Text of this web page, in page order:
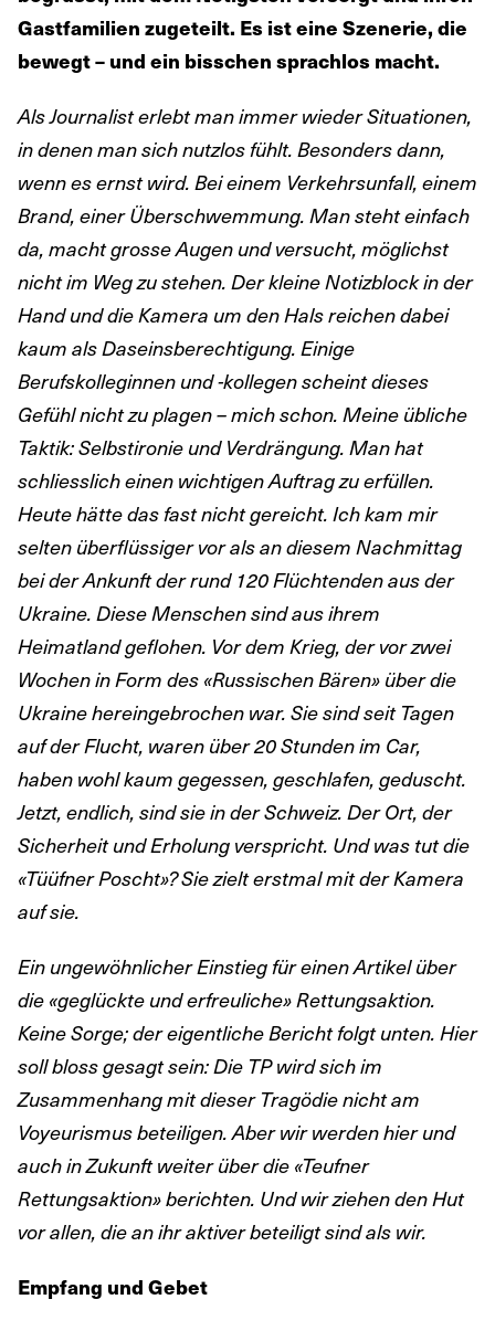
Gastfamilien zugeteilt. Es ist eine Szenerie, die
bewegt – und ein bisschen sprachlos macht.
Als Journalist erlebt man immer wieder Situationen,
in denen man sich nutzlos fühlt. Besonders dann,
wenn es ernst wird. Bei einem Verkehrsunfall, einem
Brand, einer Überschwemmung. Man steht einfach
da, macht grosse Augen und versucht, möglichst
nicht im Weg zu stehen. Der kleine Notizblock in der
Hand und die Kamera um den Hals reichen dabei
kaum als Daseinsberechtigung. Einige
Berufskolleginnen und -kollegen scheint dieses
Gefühl nicht zu plagen – mich schon. Meine übliche
Taktik: Selbstironie und Verdrängung. Man hat
schliesslich einen wichtigen Auftrag zu erfüllen.
Heute hätte das fast nicht gereicht. Ich kam mir
selten überflüssiger vor als an diesem Nachmittag
bei der Ankunft der rund 120 Flüchtenden aus der
Ukraine. Diese Menschen sind aus ihrem
Heimatland geflohen. Vor dem Krieg, der vor zwei
Wochen in Form des «Russischen Bären» über die
Ukraine hereingebrochen war. Sie sind seit Tagen
auf der Flucht, waren über 20 Stunden im Car,
haben wohl kaum gegessen, geschlafen, geduscht.
Jetzt, endlich, sind sie in der Schweiz. Der Ort, der
Sicherheit und Erholung verspricht. Und was tut die
«Tüüfner Poscht»? Sie zielt erstmal mit der Kamera
auf sie.
Ein ungewöhnlicher Einstieg für einen Artikel über
die «geglückte und erfreuliche» Rettungsaktion.
Keine Sorge; der eigentliche Bericht folgt unten. Hier
soll bloss gesagt sein: Die TP wird sich im
Zusammenhang mit dieser Tragödie nicht am
Voyeurismus beteiligen. Aber wir werden hier und
auch in Zukunft weiter über die «Teufner
Rettungsaktion» berichten. Und wir ziehen den Hut
vor allen, die an ihr aktiver beteiligt sind als wir.
Empfang und Gebet